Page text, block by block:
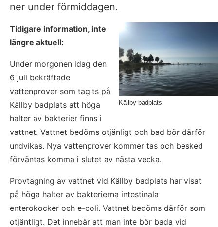
ner under förmiddagen.
Källby badplats.
Tidigare information, inte
längre aktuell:
Under morgonen idag den
6 juli bekräftade
vattenprover som tagits på
Källby badplats att höga
halter av bakterier finns i
vattnet. Vattnet bedöms otjänligt och bad bör därför
undvikas. Nya vattenprover kommer tas och besked
förväntas komma i slutet av nästa vecka.
Provtagning av vattnet vid Källby badplats har visat
på höga halter av bakterierna intestinala
enterokocker och e-coli. Vattnet bedöms därför som
otjäntligt. Det innebär att man inte bör bada vid